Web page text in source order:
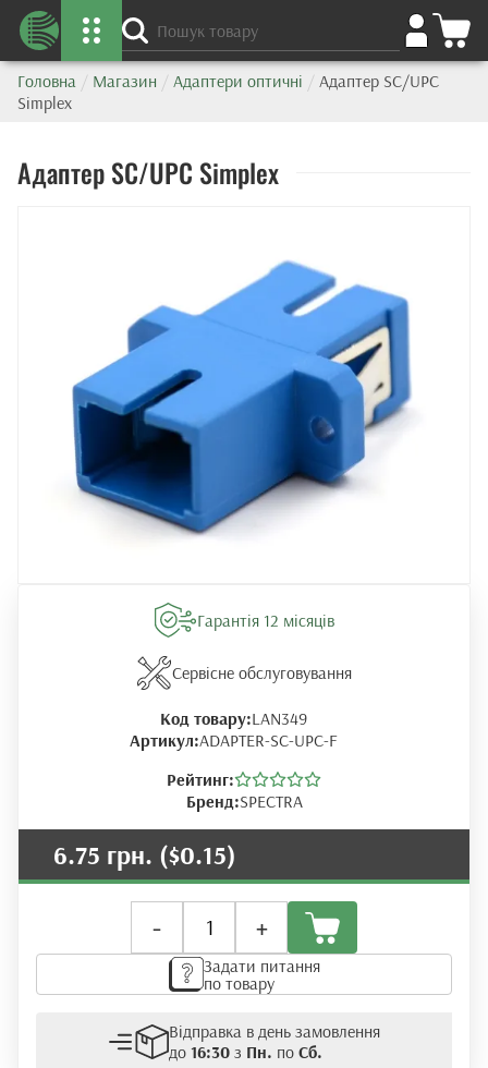
Головна / Магазин / Адаптери оптичні / Адаптер SC/UPC
Simplex
Адаптер SC/UPC Simplex
Гарантія 12 місяців
Сервісне обслуговування
Код товару:LAN349
Артикул:ADAPTER-SC-UPC-F
Рейтинг:
Бренд:SPECTRA
6.75 грн. ($0.15)
-
SC/UPC
Simplex
кількість
+
Задати питання
по товару
Відправка в день замовлення
до 16:30з Пн. по Сб.